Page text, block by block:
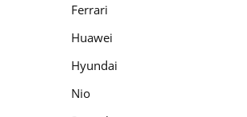
Ferrari
Huawei
Hyundai
Nio